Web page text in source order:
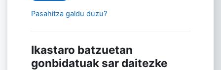
Pasahitza galdu duzu?
Ikastaro batzuetan
gonbidatuak sar daitezke